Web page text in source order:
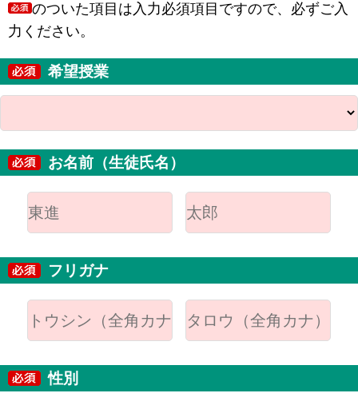
のついた項目は入力必須項目ですので、必ずご入
力ください。
希望授業
お名前（生徒氏名）
フリガナ
性別